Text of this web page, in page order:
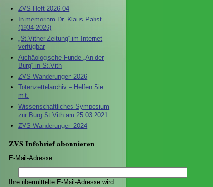
ZVS-Heft 2026-04
In memoriam Dr. Klaus Pabst
(1934-2026)
„St.Vither Zeitung“ im Internet
verfügbar
Archäologische Funde „An der
Burg“ in St.Vith
ZVS-Wanderungen 2026
Totenzettelarchiv – Helfen Sie
mit.
Wissenschaftliches Symposium
zur Burg St.Vith am 25.03.2021
ZVS-Wanderungen 2024
ZVS Infobrief abonnieren
E-Mail-Adresse:
Ihre übermittelte E-Mail-Adresse wird